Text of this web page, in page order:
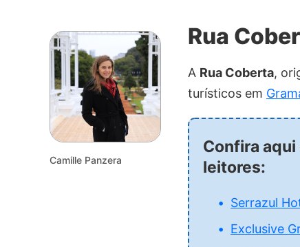
Camille Panzera
Rua
A Rua Coberta,
turísticos em
Confira
leitores:
Serrazul
Exclusive